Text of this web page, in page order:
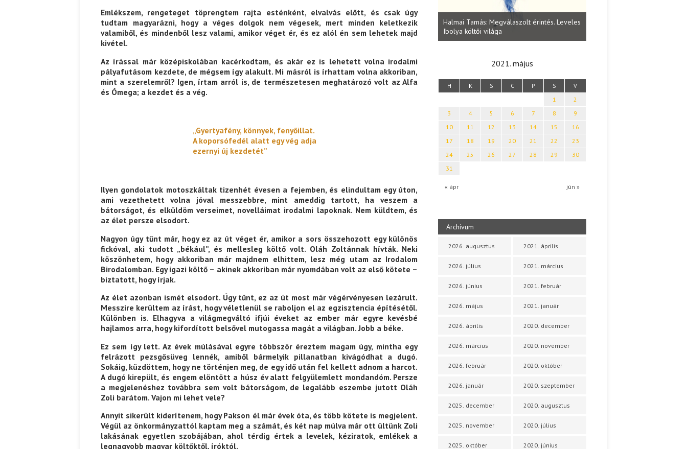
Emlékszem, rengeteget töprengtem rajta esténként, elvalvás előtt, és csak úgy
tudtam magyarázni, hogy a véges dolgok nem végesek, mert minden keletkezik
valamiből, és mindenből lesz valami, amikor véget ér, és ez alól én sem lehetek majd
kivétel.
Az írással már középiskolában kacérkodtam, és akár ez is lehetett volna irodalmi
pályafutásom kezdete, de mégsem így alakult. Mi másról is írhattam volna akkoriban,
mint a szerelemről? Igen, írtam arról is, de természetesen meghatározó volt az Alfa
és Ómega; a kezdet és a vég.
„Gyertyafény, könnyek, fenyőillat.
A koporsófedél alatt egy vég adja
ezernyi új kezdetét”
Ilyen gondolatok motoszkáltak tizenhét évesen a fejemben, és elindultam egy úton,
ami vezethetett volna jóval messzebbre, mint ameddig tartott, ha veszem a
bátorságot, és elküldöm verseimet, novelláimat irodalmi lapoknak. Nem küldtem, és
az élet persze elsodort.
Nagyon úgy tűnt már, hogy ez az út véget ér, amikor a sors összehozott egy különös
fickóval, aki tudott „békául”, és mellesleg költő volt. Oláh Zoltánnak hívták. Neki
köszönhetem, hogy akkoriban már majdnem elhittem, lesz még utam az Irodalom
Birodalomban. Egy igazi költő – akinek akkoriban már nyomdában volt az első kötete –
biztatott, hogy írjak.
Az élet azonban ismét elsodort. Úgy tűnt, ez az út most már végérvényesen lezárult.
Messzire kerültem az írást, hogy véletlenül se raboljon el az egzisztencia építésétől.
Különben is. Elhagyva a világmegváltó ifjúi éveket az ember már egyre kevésbé
hajlamos arra, hogy kifordított belsővel mutogassa magát a világban. Jobb a béke.
Ez sem így lett. Az évek múlásával egyre többször éreztem magam úgy, mintha egy
felrázott pezsgősüveg lennék, amiből bármelyik pillanatban kivágódhat a dugó.
Sokáig, küzdöttem, hogy ne történjen meg, de egy idő után fel kellett adnom a harcot.
A dugó kirepült, és engem elöntött a húsz év alatt felgyülemlett mondandóm. Persze
a megjelenéshez továbbra sem volt bátorságom, de legalább eszembe jutott Oláh
Zoli barátom. Vajon mi lehet vele?
Annyit sikerült kiderítenem, hogy Pakson él már évek óta, és több kötete is megjelent.
Végül az önkormányzattól kaptam meg a számát, és két nap múlva már ott ültünk Zoli
lakásának egyetlen szobájában, ahol térdig értek a levelek, kéziratok, emlékek a
legnagyobb magyar költőktől, íróktól.
Marietta: Szavak a fényből Káplán Géza: Erotikai kalauz
Parvathy Baul: A NAGY LELKEK DALAI.
Bevezetés a bául ösvénybe (Fordította:
Rideg Zsófia)
Halmai Tamás: Megválaszolt érintés. Leveles
Ibolya költői világa
2021. május
H K S C P S V
« ápr jún »
1
2
3
4 5 6 7 8
9
10
11 12 13 14 15
16
17
18 19 20 21 22
23
24
25 26 27 28 29
30
31
Archívum
2026. augusztus
2026. július
2026. június
2026. május
2026. április
2026. március
2026. február
2026. január
2025. december
2025. november
2025. október
2021. április
2021. március
2021. február
2021. január
2020. december
2020. november
2020. október
2020. szeptember
2020. augusztus
2020. július
2020. június